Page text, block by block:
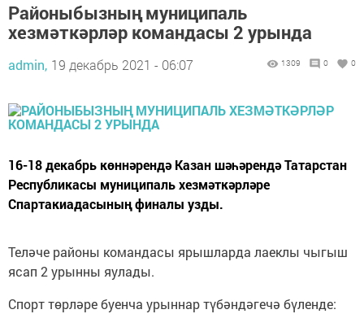
Районыбызның муниципаль
хезмәткәрләр командасы 2 урында
admin, 19 декабрь 2021 - 06:07 1309 0 0
16-18 декабрь көннәрендә Казан шәһәрендә Татарстан
Республикасы муниципаль хезмәткәрләре
Спартакиадасының финалы узды.
Теләче районы командасы ярышларда лаеклы чыгыш
ясап 2 урынны яулады.
Спорт төрләре буенча урыннар түбәндәгечә бүленде: